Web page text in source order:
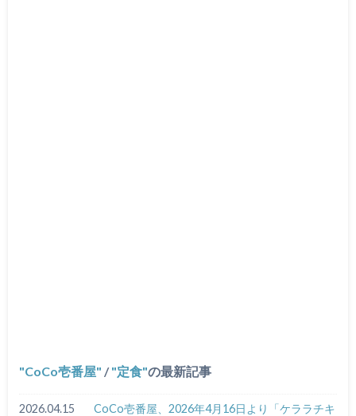
CoCo壱番屋 / 定食 の最新記事
2026.04.15
CoCo壱番屋、2026年4月16日より「ケララチキ